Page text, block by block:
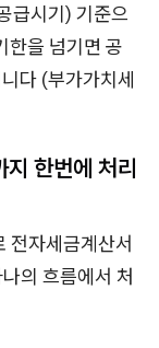
급시기) 기준으
한을 넘기면 공
다 (부가가치세
한번에 처리
전자세금계산서
의 흐름에서 처